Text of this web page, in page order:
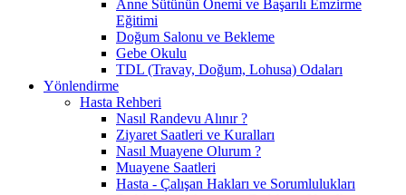
Anne Sütünün Önemi ve Başarılı Emzirme
Eğitimi
Doğum Salonu ve Bekleme
Gebe Okulu
TDL (Travay, Doğum, Lohusa) Odaları
Yönlendirme
Hasta Rehberi
Nasıl Randevu Alınır ?
Ziyaret Saatleri ve Kuralları
Nasıl Muayene Olurum ?
Muayene Saatleri
Hasta - Çalışan Hakları ve Sorumlulukları